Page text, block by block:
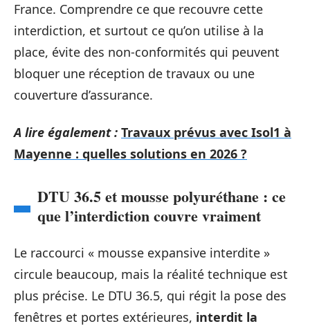
France. Comprendre ce que recouvre cette
interdiction, et surtout ce qu’on utilise à la
place, évite des non-conformités qui peuvent
bloquer une réception de travaux ou une
couverture d’assurance.
A lire également : Travaux prévus avec Isol1 à
Mayenne : quelles solutions en 2026 ?
DTU 36.5 et mousse polyuréthane : ce
que l’interdiction couvre vraiment
Le raccourci « mousse expansive interdite »
circule beaucoup, mais la réalité technique est
plus précise. Le DTU 36.5, qui régit la pose des
fenêtres et portes extérieures, interdit la